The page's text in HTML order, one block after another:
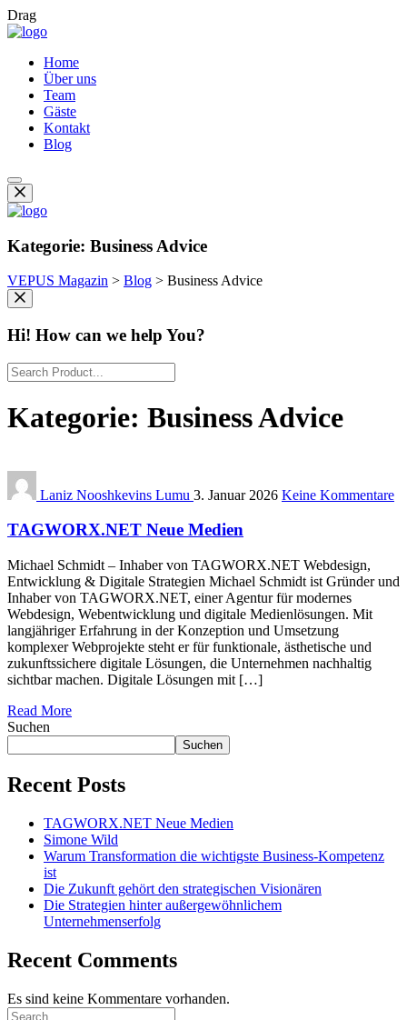
Drag
Home
Über uns
Team
Gäste
Kontakt
Blog
Kategorie: Business Advice
VEPUS Magazin > Blog > Business Advice
Hi! How can we help You?
Kategorie: Business Advice
Laniz Nooshkevins Lumu 3. Januar 2026 Keine Kommentare
TAGWORX.NET Neue Medien
Michael Schmidt – Inhaber von TAGWORX.NET Webdesign,
Entwicklung & Digitale Strategien Michael Schmidt ist Gründer und
Inhaber von TAGWORX.NET, einer Agentur für modernes
Webdesign, Webentwicklung und digitale Medienlösungen. Mit
langjähriger Erfahrung in der Konzeption und Umsetzung
komplexer Webprojekte steht er für funktionale, ästhetische und
zukunftssichere digitale Lösungen, die Unternehmen nachhaltig
sichtbar machen. Digitale Lösungen mit […]
Read More
Suchen
Suchen
Recent Posts
TAGWORX.NET Neue Medien
Simone Wild
Warum Transformation die wichtigste Business-Kompetenz
ist
Die Zukunft gehört den strategischen Visionären
Die Strategien hinter außergewöhnlichem
Unternehmenserfolg
Recent Comments
Es sind keine Kommentare vorhanden.